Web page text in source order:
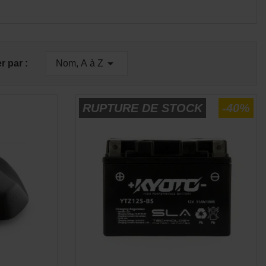
par : Nom, A à Z 
-40%
RUPTURE DE STOCK